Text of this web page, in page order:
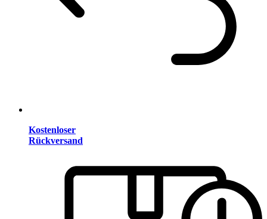
Kostenloser
Rückversand